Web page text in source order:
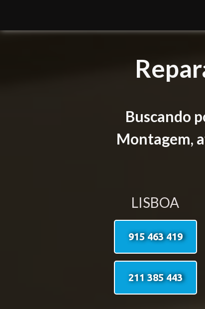
Buscando
Montagem,
LISBOA
915 463 419
211 385 443